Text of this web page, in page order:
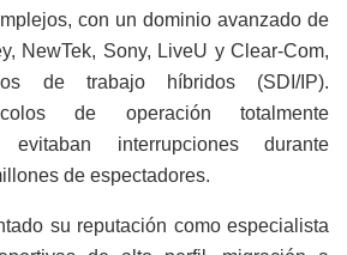
con un dominio avanzado de
NewTek, Sony, LiveU y Clear-Com,
de trabajo híbridos (SDI/IP).
de operación totalmente
interrupciones durante
de espectadores.
su reputación como especialista